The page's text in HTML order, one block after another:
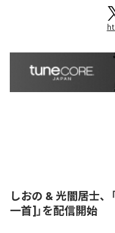
しおの & 光闇居士
一首]」を配信開始